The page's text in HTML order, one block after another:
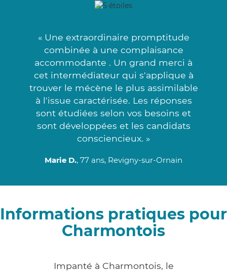
« Une extraordinaire promptitude
combinée à une complaisance
accommodante . Un grand merci à
cet intermédiateur qui s'applique à
trouver le mécène le plus assimilable
à l'issue caractérisée. Les réponses
sont étudiées selon vos besoins et
sont développées et les candidats
consciencieux. »
Marie D., 77 ans, Revigny-sur-Ornain
Informations pratiques pour
Charmontois
Impanté à Charmontois, le